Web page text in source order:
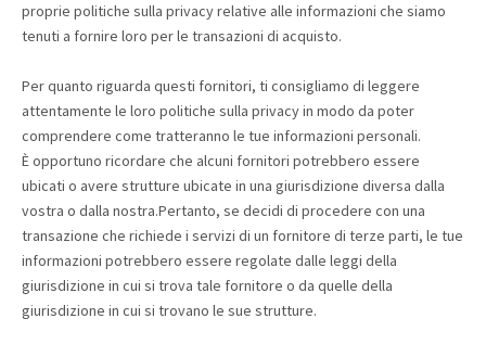
proprie politiche sulla privacy relative alle informazioni che siamo
tenuti a fornire loro per le transazioni di acquisto.
Per quanto riguarda questi fornitori, ti consigliamo di leggere
attentamente le loro politiche sulla privacy in modo da poter
comprendere come tratteranno le tue informazioni personali.
È opportuno ricordare che alcuni fornitori potrebbero essere
ubicati o avere strutture ubicate in una giurisdizione diversa dalla
vostra o dalla nostra.Pertanto, se decidi di procedere con una
transazione che richiede i servizi di un fornitore di terze parti, le tue
informazioni potrebbero essere regolate dalle leggi della
giurisdizione in cui si trova tale fornitore o da quelle della
giurisdizione in cui si trovano le sue strutture.